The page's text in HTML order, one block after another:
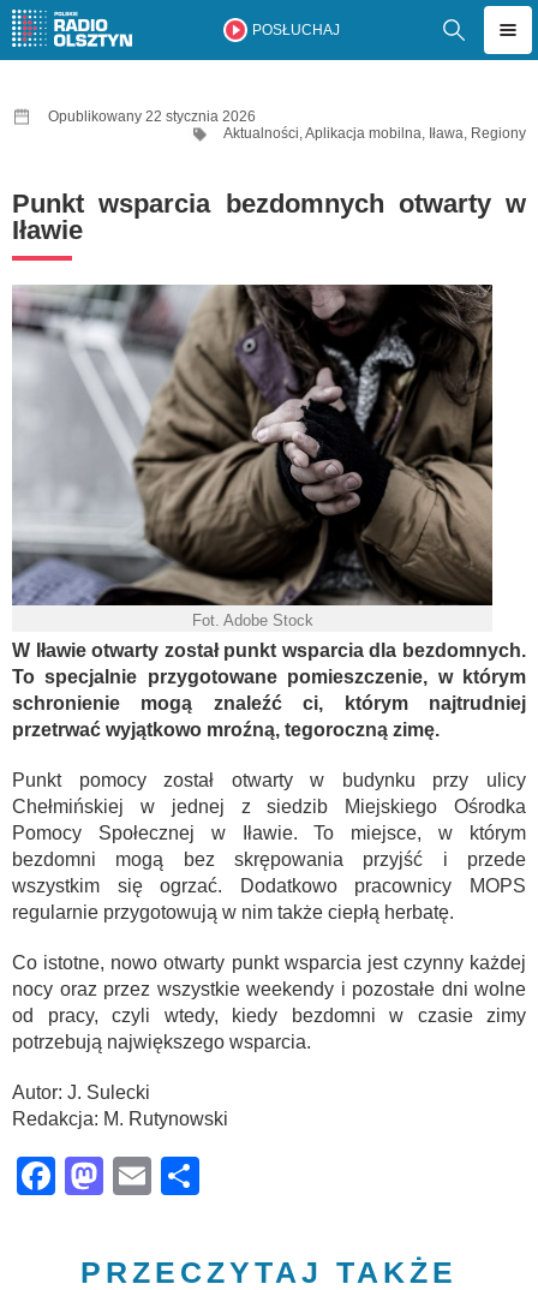
POSŁUCHAJ
Opublikowany 22 stycznia 2026
Aktualności,Aplikacja mobilna, Iława, Regiony
Punkt wsparcia bezdomnych otwarty w
Iławie
Fot. Adobe Stock
W Iławie otwarty został punkt wsparcia dla bezdomnych.
To specjalnie przygotowane pomieszczenie, w którym
schronienie mogą znaleźć ci, którym najtrudniej
przetrwać wyjątkowo mroźną, tegoroczną zimę.
Punkt pomocy został otwarty w budynku przy ulicy
Chełmińskiej w jednej z siedzib Miejskiego Ośrodka
Pomocy Społecznej w Iławie. To miejsce, w którym
bezdomni mogą bez skrępowania przyjść i przede
wszystkim się ogrzać. Dodatkowo pracownicy MOPS
regularnie przygotowują w nim także ciepłą herbatę.
Co istotne, nowo otwarty punkt wsparcia jest czynny każdej
nocy oraz przez wszystkie weekendy i pozostałe dni wolne
od pracy, czyli wtedy, kiedy bezdomni w czasie zimy
potrzebują największego wsparcia.
Autor: J. Sulecki
Redakcja: M. Rutynowski
Facebook
Mastodon
Email
PRZECZYTAJ TAKŻE